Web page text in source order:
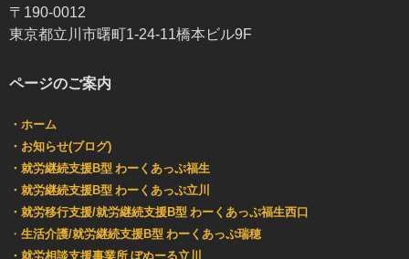
〒190-0012
東京都立川市曙町1-24-11橋本ビル9F
ページのご案内
・ホーム
・お知らせ(ブログ)
・就労継続支援B型 わーくあっぷ福生
・就労継続支援B型 わーくあっぷ立川
・就労移行支援/就労継続支援B型 わーくあっぷ福生西口
・ 生活介護/就労継続支援B型 わーくあっぷ瑞穂
・就労相談支援事業所 ぼぬーる立川